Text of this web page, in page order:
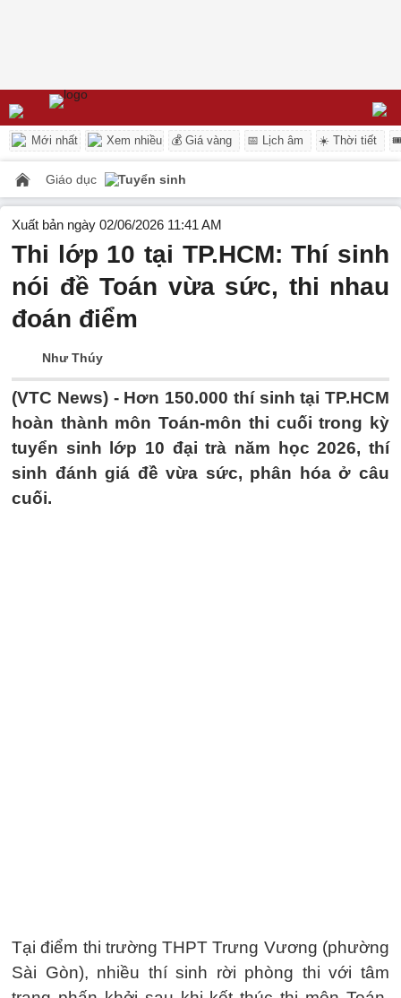
Mới nhất Xem nhiều 💰 Giá vàng 📅 Lịch âm ☀️ Thời tiết
Giáo dục Tuyển sinh
Xuất bản ngày 02/06/2026 11:41 AM
Thi lớp 10 tại TP.HCM: Thí sinh
nói đề Toán vừa sức, thi nhau
đoán điểm
Như Thúy
(VTC News) - Hơn 150.000 thí sinh tại TP.HCM
hoàn thành môn Toán-môn thi cuối trong kỳ
tuyển sinh lớp 10 đại trà năm học 2026, thí
sinh đánh giá đề vừa sức, phân hóa ở câu
cuối.
Tại điểm thi trường THPT Trưng Vương (phường
Sài Gòn), nhiều thí sinh rời phòng thi với tâm